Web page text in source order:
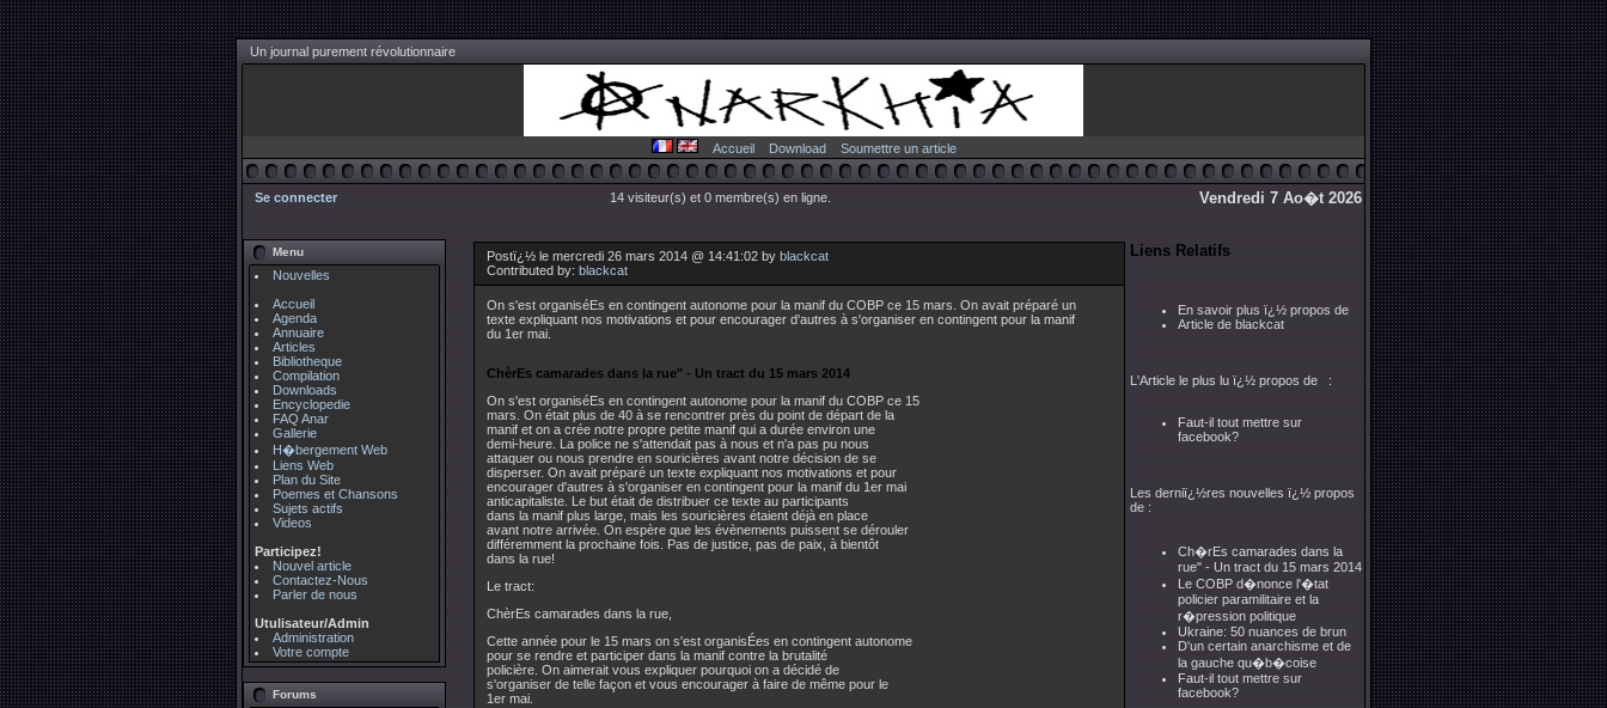
Un journal purement révolutionnaire
Accueil Download Soumettre un article
Se connecter 14 visiteur(s) et 0 membre(s) en ligne. Vendredi 7 Ao�t 2026
Menu
Nouvelles
Accueil
Agenda
Annuaire
Articles
Bibliotheque
Compilation
Downloads
Encyclopedie
FAQ Anar
Gallerie
H�bergement Web
Liens Web
Plan du Site
Poemes et Chansons
Sujets actifs
Videos
Participez!
Nouvel article
Contactez-Nous
Parler de nous
Utulisateur/Admin
Administration
Votre compte
Forums
Postï¿½ le mercredi 26 mars 2014 @ 14:41:02 by blackcat
Contributed by: blackcat
On s'est organiséEs en contingent autonome pour la manif du COBP ce 15 mars. On avait préparé un
texte expliquant nos motivations et pour encourager d'autres à s'organiser en contingent pour la manif
du 1er mai.
ChèrEs camarades dans la rue" - Un tract du 15 mars 2014
On s'est organiséEs en contingent autonome pour la manif du COBP ce 15
mars. On était plus de 40 à se rencontrer près du point de départ de la
manif et on a crée notre propre petite manif qui a durée environ une
demi-heure. La police ne s'attendait pas à nous et n'a pas pu nous
attaquer ou nous prendre en souricières avant notre décision de se
disperser. On avait préparé un texte expliquant nos motivations et pour
encourager d'autres à s'organiser en contingent pour la manif du 1er mai
anticapitaliste. Le but était de distribuer ce texte au participants
dans la manif plus large, mais les souricières étaient déjà en place
avant notre arrivée. On espère que les évènements puissent se dérouler
différemment la prochaine fois. Pas de justice, pas de paix, à bientôt
dans la rue!
Le tract:
ChèrEs camarades dans la rue,
Cette année pour le 15 mars on s'est organisÉes en contingent autonome
pour se rendre et participer dans la manif contre la brutalité
policière. On aimerait vous expliquer pourquoi on a décidé de
s'organiser de telle façon et vous encourager à faire de même pour le
1er mai.
Liens Relatifs
En savoir plus ï¿½ propos de
Article de blackcat
L'Article le plus lu ï¿½ propos de :
Faut-il tout mettre sur
facebook?
Les derniï¿½res nouvelles ï¿½ propos
de :
Ch�rEs camarades dans la
rue" - Un tract du 15 mars 2014
Le COBP d�nonce l'�tat
policier paramilitaire et la
r�pression politique
Ukraine: 50 nuances de brun
D'un certain anarchisme et de
la gauche qu�b�coise
Faut-il tout mettre sur
facebook?